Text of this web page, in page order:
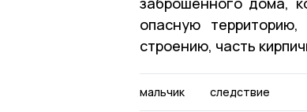
опасную
строению, часть
мальчик следствие